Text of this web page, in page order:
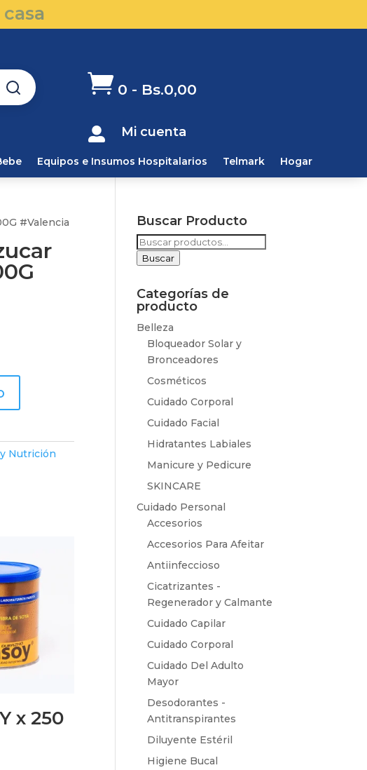
 0 - Bs.0,00
 Mi cuenta
Equipos e Insumos Hospitalarios Telmark Hogar
#Valencia
Nutrición
x 250
Buscar Producto
Buscar
por:
Buscar
Categorías de
producto
Belleza
Bloqueador Solar y
Bronceadores
Cosméticos
Cuidado Corporal
Cuidado Facial
Hidratantes Labiales
Manicure y Pedicure
SKINCARE
Cuidado Personal
Accesorios
Accesorios Para Afeitar
Antiinfeccioso
Cicatrizantes -
Regenerador y Calmante
Cuidado Capilar
Cuidado Corporal
Cuidado Del Adulto
Mayor
Desodorantes -
Antitranspirantes
Diluyente Estéril
Higiene Bucal